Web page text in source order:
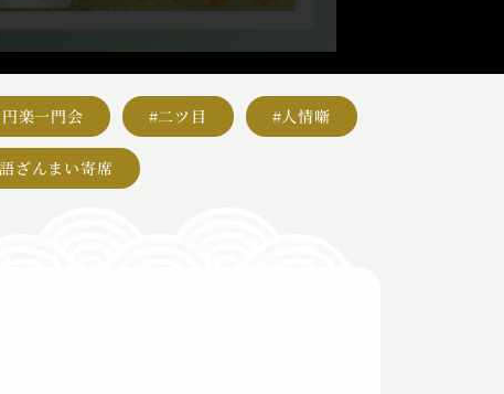
楽一門会 #二ツ目 #人情噺
ざんまい寄席